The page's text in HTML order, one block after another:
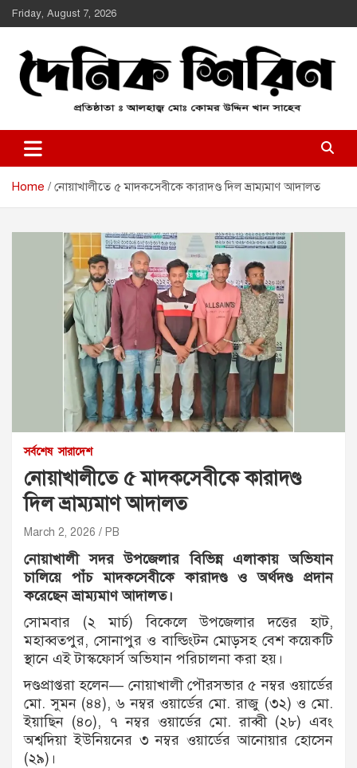
Skip
to
Friday, August 7, 2026
Daily Shirin
Home নোয়াখালীতে ৫ মাদকসেবীকে কারাদণ্ড দিল ভ্রাম্যমাণ আদালত
সর্বশেষ সারাদেশ
নোয়াখালীতে ৫ মাদকসেবীকে কারাদণ্ড
দিল ভ্রাম্যমাণ আদালত
March 2, 2026 PB
নোয়াখালী সদর উপজেলার বিভিন্ন এলাকায় অভিযান
চালিয়ে পাঁচ মাদকসেবীকে কারাদণ্ড ও অর্থদণ্ড প্রদান
করেছেন ভ্রাম্যমাণ আদালত।
সোমবার (২ মার্চ) বিকেলে উপজেলার দত্তের হাট,
মহাব্বতপুর, সোনাপুর ও বাল্ডিংটন মোড়সহ বেশ কয়েকটি
স্থানে এই টাস্কফোর্স অভিযান পরিচালনা করা হয়।
দণ্ডপ্রাপ্তরা হলেন— নোয়াখালী পৌরসভার ৫ নম্বর ওয়ার্ডের
মো. সুমন (৪৪), ৬ নম্বর ওয়ার্ডের মো. রাজু (৩২) ও মো.
ইয়াছিন (৪০), ৭ নম্বর ওয়ার্ডের মো. রাব্বী (২৮) এবং
অশ্বদিয়া ইউনিয়নের ৩ নম্বর ওয়ার্ডের আনোয়ার হোসেন
(২৯)।